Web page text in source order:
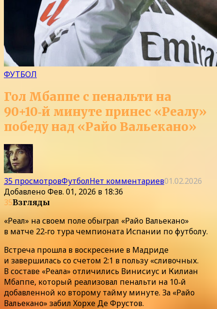
ФУТБОЛ
Гол Мбаппе с пенальти на
90+10‑й минуте принес «Реалу»
победу над «Райо Вальекано»
35 просмотровФутболНет комментариев01.02.2026
ДобавленоФев. 01, 2026 в 18:36
35Взгляды
«Реал» на своем поле обыграл «Райо Вальекано»
в матче 22‑го тура чемпионата Испании по футболу.
Встреча прошла в воскресение в Мадриде
и завершилась со счетом 2:1 в пользу «сливочных.
В составе «Реала» отличились Винисиус и Килиан
Мбаппе, который реализовал пенальти на 10‑й
добавленной ко второму тайму минуте. За «Райо
Вальекано» забил Хорхе Де Фрустов.